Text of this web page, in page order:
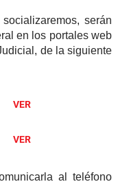
serán
en los portales web
de la siguiente
VER
VER
al teléfono